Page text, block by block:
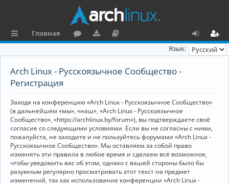
л
и
Главная
н
та
ц
и
я
х
ег
Язык:
Arch Linux - Русскоязычное Сообщество -
Регистрация
Заходя на конференцию «Arch Linux - Русскоязычное Сообщество»
(в дальнейшем «мы», «наш», «Arch Linux - Русскоязычное
Сообщество», «https://archlinux.by/forum»), вы подтверждаете своё
согласие со следующими условиями. Если вы не согласны с ними,
пожалуйста, не заходите и не пользуйтесь форумами «Arch Linux -
Русскоязычное Сообщество». Мы оставляем за собой право
изменять эти правила в любое время и сделаем всё возможное,
чтобы уведомить вас об этом, однако с вашей стороны было бы
разумным регулярно просматривать этот текст на предмет
изменений, так как использование конференции «Arch Linux -